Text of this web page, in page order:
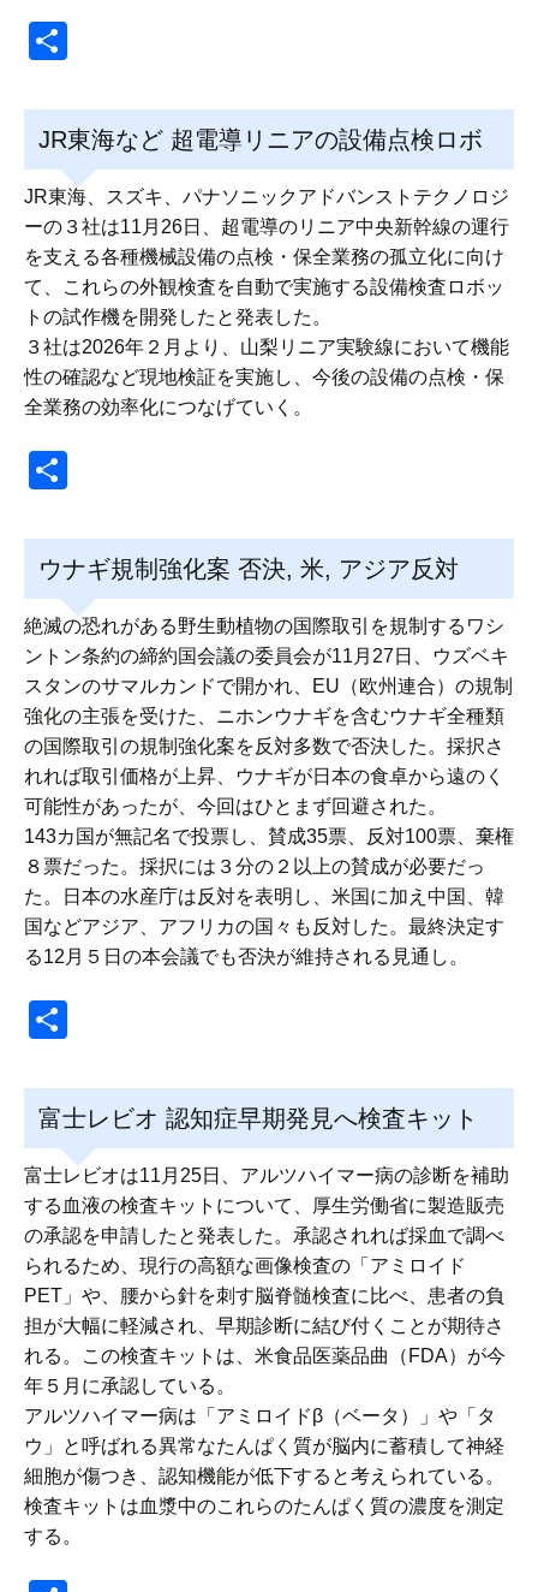
JR東海など 超電導リニアの設備点検ロボ
JR東海、スズキ、パナソニックアドバンストテクノロジ
ーの３社は11月26日、超電導のリニア中央新幹線の運行
を支える各種機械設備の点検・保全業務の孤立化に向け
て、これらの外観検査を自動で実施する設備検査ロボッ
トの試作機を開発したと発表した。
３社は2026年２月より、山梨リニア実験線において機能
性の確認など現地検証を実施し、今後の設備の点検・保
全業務の効率化につなげていく。
ウナギ規制強化案 否決, 米, アジア反対
絶滅の恐れがある野生動植物の国際取引を規制するワシ
ントン条約の締約国会議の委員会が11月27日、ウズベキ
スタンのサマルカンドで開かれ、EU（欧州連合）の規制
強化の主張を受けた、ニホンウナギを含むウナギ全種類
の国際取引の規制強化案を反対多数で否決した。採択さ
れれば取引価格が上昇、ウナギが日本の食卓から遠のく
可能性があったが、今回はひとまず回避された。
143カ国が無記名で投票し、賛成35票、反対100票、棄権
８票だった。採択には３分の２以上の賛成が必要だっ
た。日本の水産庁は反対を表明し、米国に加え中国、韓
国などアジア、アフリカの国々も反対した。最終決定す
る12月５日の本会議でも否決が維持される見通し。
富士レビオ 認知症早期発見へ検査キット
富士レビオは11月25日、アルツハイマー病の診断を補助
する血液の検査キットについて、厚生労働省に製造販売
の承認を申請したと発表した。承認されれば採血で調べ
られるため、現行の高額な画像検査の「アミロイド
PET」や、腰から針を刺す脳脊髄検査に比べ、患者の負
担が大幅に軽減され、早期診断に結び付くことが期待さ
れる。この検査キットは、米食品医薬品曲（FDA）が今
年５月に承認している。
アルツハイマー病は「アミロイドβ（ベータ）」や「タ
ウ」と呼ばれる異常なたんぱく質が脳内に蓄積して神経
細胞が傷つき、認知機能が低下すると考えられている。
検査キットは血漿中のこれらのたんぱく質の濃度を測定
する。